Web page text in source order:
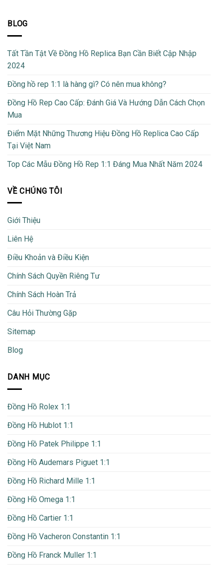
BLOG
Tất Tần Tật Về Đồng Hồ Replica Bạn Cần Biết Cập Nhập
2024
Đồng hồ rep 1:1 là hàng gì? Có nên mua không?
Đồng Hồ Rep Cao Cấp: Đánh Giá Và Hướng Dẫn Cách Chọn
Mua
Điểm Mặt Những Thương Hiệu Đồng Hồ Replica Cao Cấp
Tại Việt Nam
Top Các Mẫu Đồng Hồ Rep 1:1 Đáng Mua Nhất Năm 2024
VỀ CHÚNG TÔI
Giới Thiệu
Liên Hệ
Điều Khoản và Điều Kiện
Chính Sách Quyền Riêng Tư
Chính Sách Hoàn Trả
Câu Hỏi Thường Gặp
Sitemap
Blog
DANH MỤC
Đồng Hồ Rolex 1:1
Đồng Hồ Hublot 1:1
Đồng Hồ Patek Philippe 1:1
Đồng Hồ Audemars Piguet 1:1
Đồng Hồ Richard Mille 1:1
Đồng Hồ Omega 1:1
Đồng Hồ Cartier 1:1
Đồng Hồ Vacheron Constantin 1:1
Đồng Hồ Franck Muller 1:1